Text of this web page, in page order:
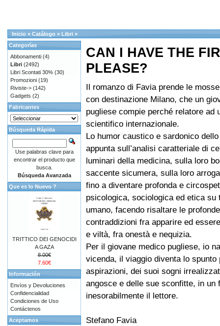
Inicio » Catálogo » Libri »
CAN I HAVE THE
PLEASE?
Il romanzo di Favia prende le
con destinazione Milano, che un
pugliese compie perché relatore ad
scientifico internazionale.
Lo humor caustico e sardonico
appunta sull’analisi caratteriale di
luminari della medicina, sulla loro
saccente sicumera, sulla loro
fino a diventare profonda e
psicologica, sociologica ed etica su
umano, facendo risaltare le profonde
contraddizioni fra apparire ed
e viltà, fra onestà e nequizia.
Per il giovane medico pugliese, io
vicenda, il viaggio diventa lo
aspirazioni, dei suoi sogni
angosce e delle sue sconfitte, in
inesorabilmente il lettore.
Stefano Favia
Categorías
Abbonamenti (4)
Libri (2492)
Libri Scontati 30% (30)
Promozioni (19)
Riviste-> (142)
Gadgets (2)
Fabricantes
Búsqueda Rápida
Use palabras clave para
encontrar el producto que
busca.
Búsqueda Avanzada
Que es lo Nuevo ?
TRITTICO DEI GENOCIDI
A GAZA
8.00€
7.60€
Información
Envíos y Devoluciones
Confidencialidad
Condiciones de Uso
Contáctenos
Aceptamos